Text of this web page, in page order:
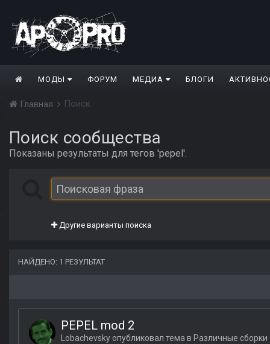
МОДЫ ФОРУМ МЕДИА БЛОГИ
Главная Поиск
Поиск сообщества
Показаны результаты для тегов 'pepel'.
Другие варианты поиска
НАЙДЕНО: 1 РЕЗУЛЬТАТ
PEPEL mod 2
Lobachevsky опубликовал тема в Различные сборки